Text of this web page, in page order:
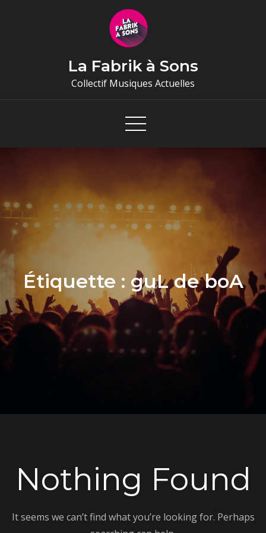
La Fabrik à Sons
Collectif Musiques Actuelles
Étiquette : guL de boA
Nothing Found
It seems we can’t find what you’re looking for. Perhaps